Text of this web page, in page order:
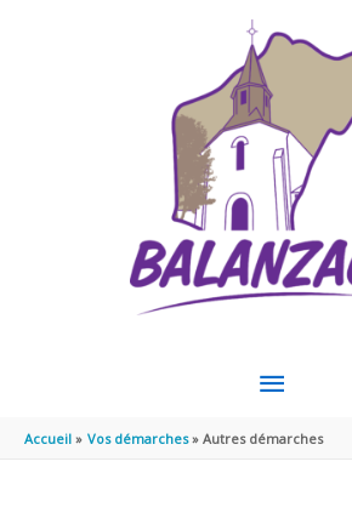
MENU
Accueil Vos démarches Autres démarches